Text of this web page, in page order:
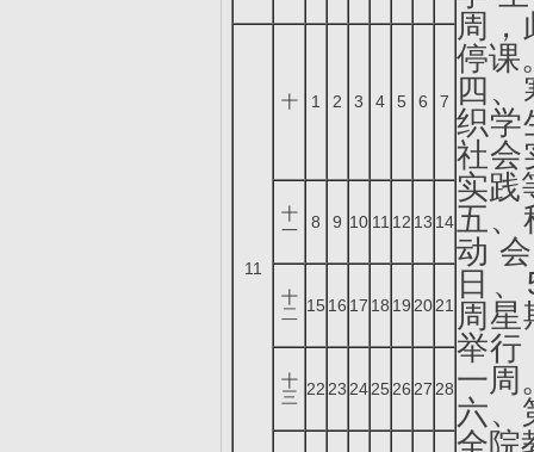
周，
停课
四、
织学
社会
实践
五、
动
日
周星
举行
一周
六、
全院
11
十 1 2 3 4 5 6 7
十
一
8 9 10 11 12 13 14
十
二
15 16 17 18 19 2021
十
三 22 23 2425 26 27 28